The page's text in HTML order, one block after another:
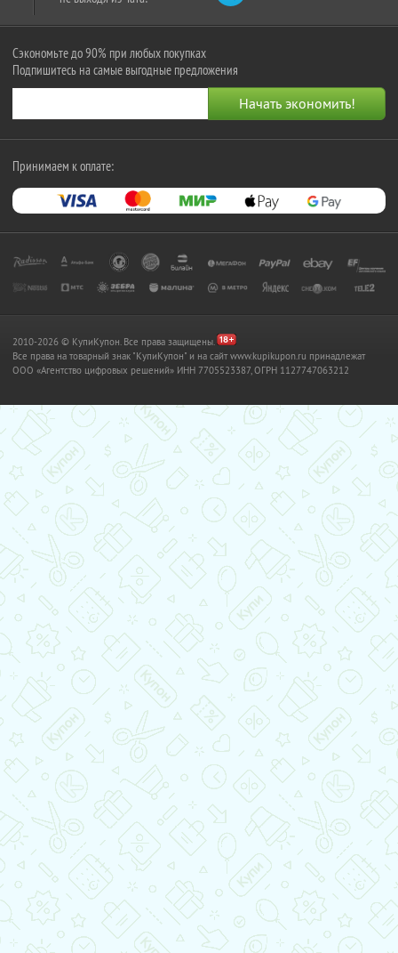
Сэкономьте до 90% при любых покупках
Подпишитесь на самые выгодные предложения
Принимаем к оплате:
2010-2026 © КупиКупон. Все права защищены.
Все права на товарный знак "КупиКупон" и на сайт www.kupikupon.ru принадлежат
OOO «Агентство цифровых решений» ИНН 7705523387, ОГРН 1127747063212